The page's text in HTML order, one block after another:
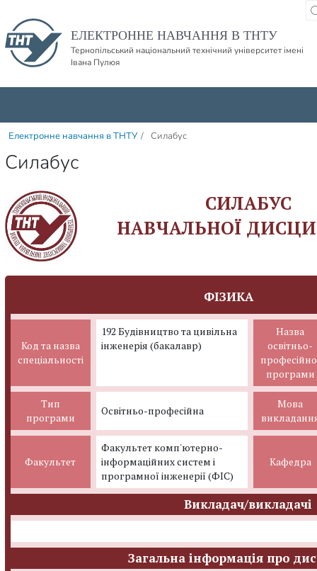
ЕЛЕКТРОННЕ НАВЧАННЯ В ТНТУ
Тернопільський національний технічний університет імені
Івана Пулюя
Електронне навчання в ТНТУ / Силабус
Силабус
СИЛАБУС
НАВЧАЛЬНОЇ
ФІЗИКА
Код та назва
спеціальності
Назва
освітньо-
програми
192 Будівництво та цивільна
інженерія (бакалавр)
Тип
програми
Освітньо-професійна
Мова
Факультет
Факультет комп'ютерно-
інформаційних систем і
програмної інженерії (ФІС)
Кафедра
Викладач/викладачі
Загальна інформація про